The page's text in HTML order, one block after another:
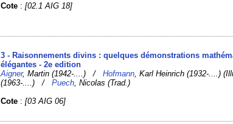
Cote :[02.1 AIG 18]
3 - Raisonnements divins : quelques démonstrations
élégantes - 2e edition
Aigner, Martin (1942-....) /Hofmann, Karl Heinrich (1932-....)
(1963-....) /Puech, Nicolas (Trad.)
Cote :[03 AIG 06]